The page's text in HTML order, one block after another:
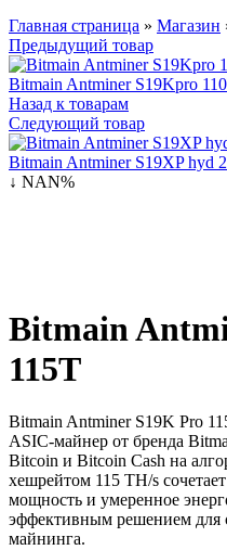
Главная страница » Магазин
Предыдущий товар
Bitmain Antminer S19Kpro
Назад к товарам
Следующий товар
Bitmain Antminer S19XP hyd
↓ NAN%
Bitmain
115T
Bitmain Antminer S19K Pro
ASIC-майнер от бренда
Bitcoin и Bitcoin Cash на
хешрейтом 115 TH/s
мощность и умеренное
эффективным решением для
майнинга.